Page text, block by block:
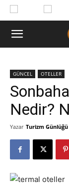
GÜNCEL OTELLER
Nedir?
Yazar Turizm Günlüğü